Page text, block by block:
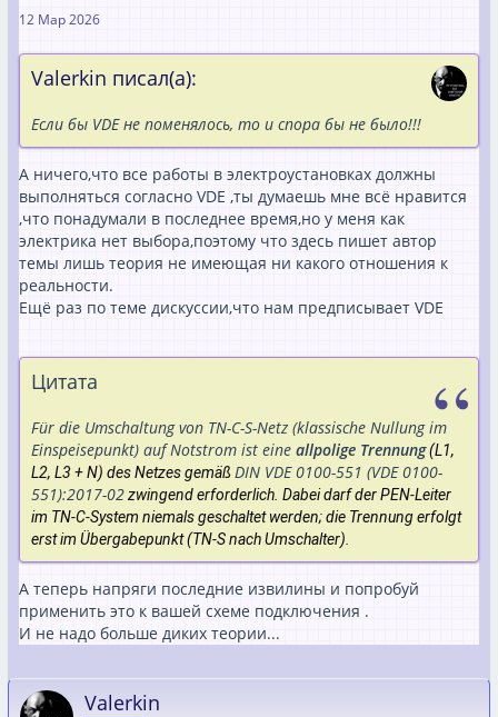
12 Мар 2026
Valerkin писал(а):
Если бы VDE не поменялось, то и спора бы не было!!!
А ничего,что все работы в электроустановках должны
выполняться согласно VDE ,ты думаешь мне всё нравится
,что понадумали в последнее время,но у меня как
электрика нет выбора,поэтому что здесь пишет автор
темы лишь теория не имеющая ни какого отношения к
реальности.
Ещё раз по теме дискуссии,что нам предписывает VDE
Цитата
Für die Umschaltung von TN-C-S-Netz (klassische Nullung im
Einspeisepunkt) auf Notstrom ist eine allpolige Trennung(L1,
L2, L3 + N) des Netzes gemäßDIN VDE 0100-551 (VDE 0100-
551):2017-02zwingend erforderlich. Dabei darf der PEN-Leiter
im TN-C-System niemals geschaltet werden; die Trennung erfolgt
erst im Übergabepunkt (TN-S nach Umschalter).
А теперь напряги последние извилины и попробуй
применить это к вашей схеме подключения .
И не надо больше диких теории...
Valerkin